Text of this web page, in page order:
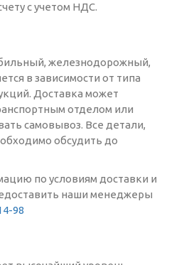
с учетом НДС.
железнодорожный,
в зависимости от типа
Доставка может
отделом или
самовывоз. Все детали,
обсудить до
по условиям доставки и
наши менеджеры
98